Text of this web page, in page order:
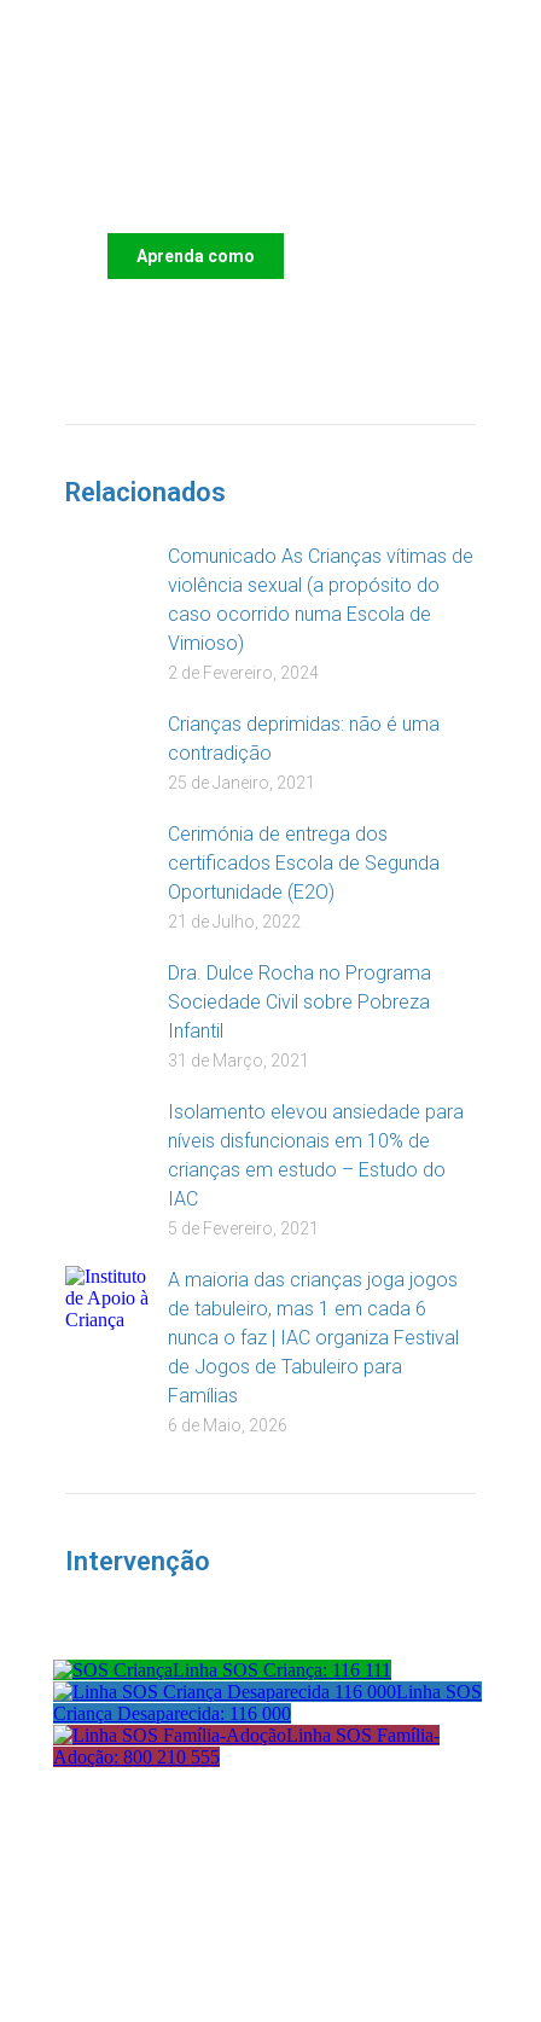
Aprenda como
Relacionados
Comunicado As Crianças vítimas de
violência sexual (a propósito do
caso ocorrido numa Escola de
Vimioso)
2 de Fevereiro, 2024
Crianças deprimidas: não é uma
contradição
25 de Janeiro, 2021
Cerimónia de entrega dos
certificados Escola de Segunda
Oportunidade (E2O)
21 de Julho, 2022
Dra. Dulce Rocha no Programa
Sociedade Civil sobre Pobreza
Infantil
31 de Março, 2021
Isolamento elevou ansiedade para
níveis disfuncionais em 10% de
crianças em estudo – Estudo do
IAC
5 de Fevereiro, 2021
A maioria das crianças joga jogos
de tabuleiro, mas 1 em cada 6
nunca o faz | IAC organiza Festival
de Jogos de Tabuleiro para
Famílias
6 de Maio, 2026
Intervenção
Linha SOS Criança: 116 111
Linha SOS
Criança Desaparecida: 116 000
Linha SOS Família-
Adoção: 800 210 555